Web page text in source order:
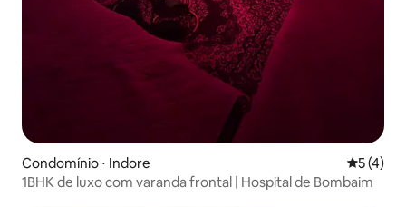
Condomínio ⋅ Indore 5 de
5 (4)
1BHK de luxo com varanda frontal | Hospital de Bombaim